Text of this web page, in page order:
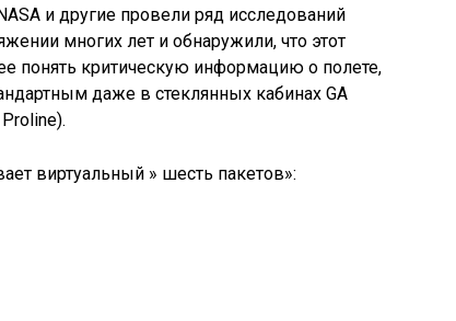
и другие провели ряд исследований
многих лет и обнаружили, что этот
понять критическую информацию о полете,
даже в стеклянных кабинах GA
виртуальный » шесть пакетов»: